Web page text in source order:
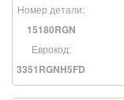
Номер детали:
15180RGN
Еврокод:
3351RGNH5FD